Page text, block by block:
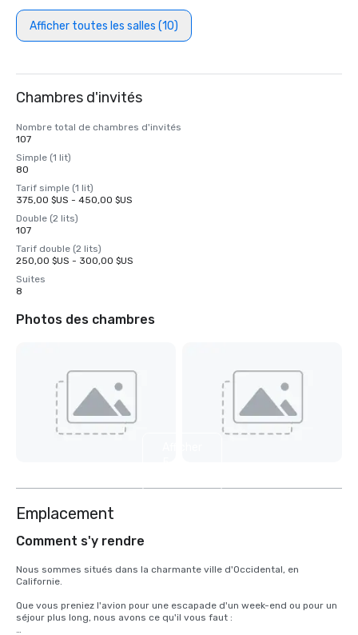
Afficher toutes les salles (10)
Chambres d'invités
Nombre total de chambres d'invités
107
Simple (1 lit)
80
Tarif simple (1 lit)
375,00 $US - 450,00 $US
Double (2 lits)
107
Tarif double (2 lits)
250,00 $US - 300,00 $US
Suites
8
Photos des chambres
Emplacement
Comment s'y rendre
Nous sommes situés dans la charmante ville d'Occidental, en
Californie.
Que vous preniez l'avion pour une escapade d'un week-end ou pour un
séjour plus long, nous avons ce qu'il vous faut :